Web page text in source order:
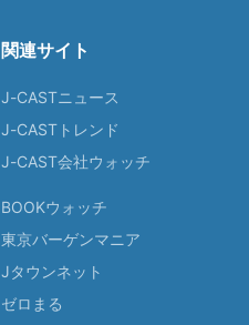
関連サイト
J-CASTニュース
J-CASTトレンド
J-CAST会社ウォッチ
BOOKウォッチ
東京バーゲンマニア
Jタウンネット
ゼロまる